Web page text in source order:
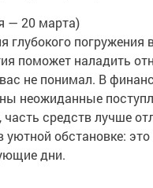
— 20 марта)
глубокого погружения
поможет наладить
не понимал. В
неожиданные
часть средств лучше
уютной обстановке:
дни.